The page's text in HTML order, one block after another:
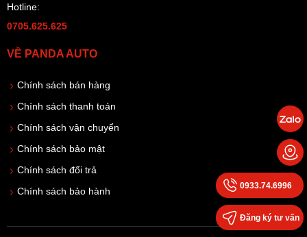
Hotline:
0705.625.625
VỀ PANDA AUTO
Chính sách bán hàng
Chính sách thanh toán
Chính sách vận chuyển
Chính sách bảo mật
Chính sách đổi trả
Chính sách bảo hành
0933.74.6996
Đăng ký tư vấn